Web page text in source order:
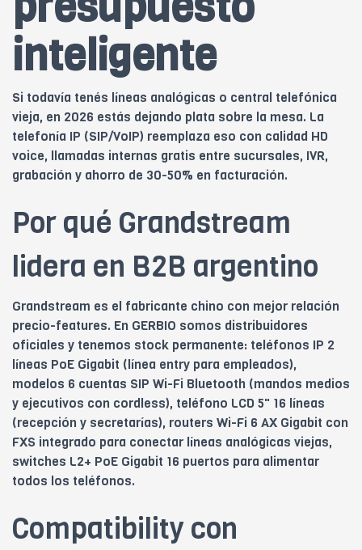
inteligente
Si todavía tenés líneas analógicas o central telefónica
vieja, en 2026 estás dejando plata sobre la mesa. La
telefonía IP (SIP/VoIP) reemplaza eso con calidad HD
voice, llamadas internas gratis entre sucursales, IVR,
grabación y ahorro de 30-50% en facturación.
Por qué Grandstream
lidera en B2B argentino
Grandstream es el fabricante chino con mejor relación
precio-features. En GERBIO somos distribuidores
oficiales y tenemos stock permanente: teléfonos IP 2
líneas PoE Gigabit (línea entry para empleados),
modelos 6 cuentas SIP Wi-Fi Bluetooth (mandos medios
y ejecutivos con cordless), teléfono LCD 5" 16 líneas
(recepción y secretarías), routers Wi-Fi 6 AX Gigabit con
FXS integrado para conectar líneas analógicas viejas,
switches L2+ PoE Gigabit 16 puertos para alimentar
todos los teléfonos.
Compatibility con